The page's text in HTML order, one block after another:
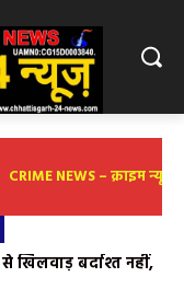
CRIME NEWS – क्राइम न्यूज़
बर्दाश्त नहीं,
रही हैं – संदीप सोनी